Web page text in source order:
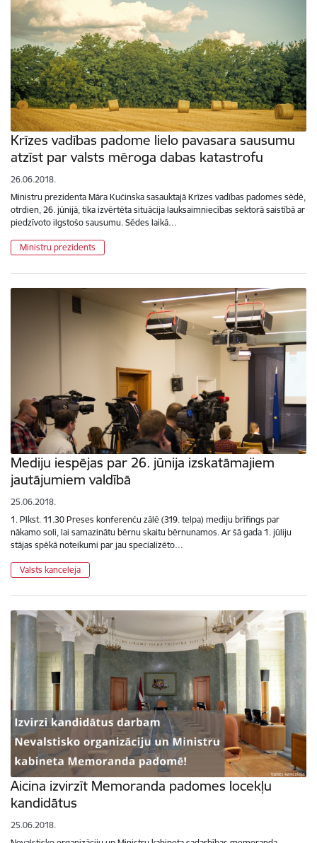
Krīzes vadības padome lielo pavasara sausumu
atzīst par valsts mēroga dabas katastrofu
26.06.2018.
Ministru prezidenta Māra Kučinska sasauktajā Krīzes vadības padomes sēdē,
otrdien, 26. jūnijā, tika izvērtēta situācija lauksaimniecības sektorā saistībā ar
piedzīvoto ilgstošo sausumu. Sēdes laikā…
Ministru prezidents
Mediju iespējas par 26. jūnija izskatāmajiem
jautājumiem valdībā
25.06.2018.
1. Plkst. 11.30 Preses konferenču zālē (319. telpa) mediju brīfings par
nākamo soli, lai samazinātu bērnu skaitu bērnunamos. Ar šā gada 1. jūliju
stājas spēkā noteikumi par jau specializēto…
Valsts kanceleja
Aicina izvirzīt Memoranda padomes locekļu
kandidātus
25.06.2018.